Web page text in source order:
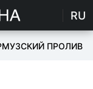
RU
ПРОЛИВ